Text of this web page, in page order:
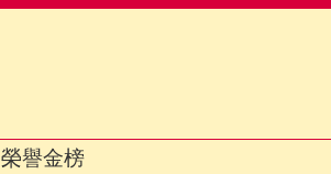
榮譽金榜